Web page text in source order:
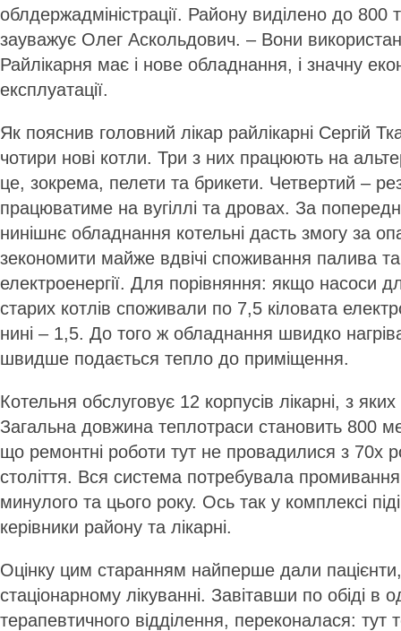
облдержадміністрації. Району виділено до 800
зауважує Олег Аскольдович. – Вони
Райлікарня має і нове обладнання, і значну
експлуатації.
Як пояснив головний лікар райлікарні Сергій
чотири нові котли. Три з них працюють на
це, зокрема, пелети та брикети. Четвертий –
працюватиме на вугіллі та дровах. За
нинішнє обладнання котельні дасть змогу за
зекономити майже вдвічі споживання палива
електро­енергії. Для порівняння: якщо насоси
старих котлів споживали по 7,5 кіловата
нині – 1,5. До того ж обладнання швидко
швидше подається тепло до приміщення.
Котельня обслуговує 12 корпусів лікарні, з
Загальна довжина теплотраси становить 800
що ремонтні роботи тут не провадилися з 70­х
століття. Вся система потребувала
минулого та цього року. Ось так у комплексі
керівники району та лікарні.
Оцінку цим старанням найперше дали
стаціонарному лікуванні. Завітавши по обіді в
терапевтичного відділення, переконалася: тут